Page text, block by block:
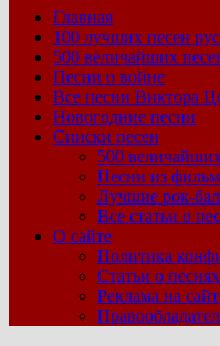
Главная
100 лучших песен
500 величайших
Песни о войне
Все песни Виктора
Новогодние песни
Списки песен
500
Песни из
Лучшие рок-
Все статьи о
О сайте
Политика
Статьи о
Реклама на